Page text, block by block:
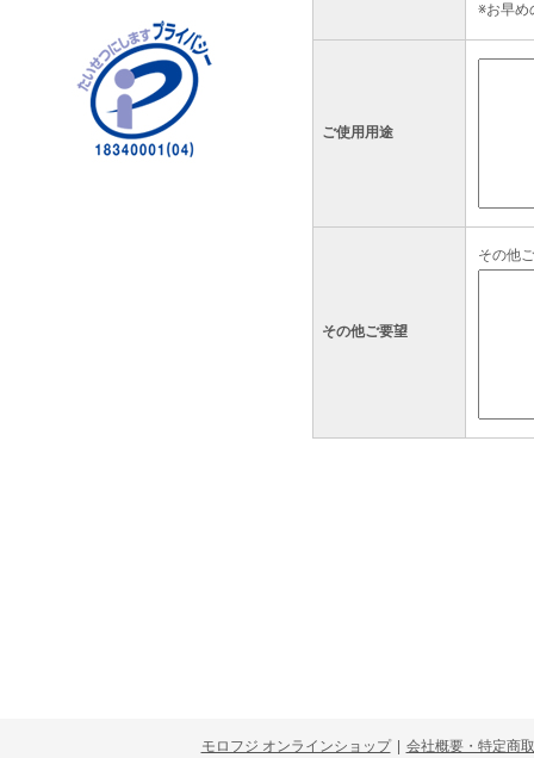
※お早め
ご使用用途
その他ご要望
その他
モロフジ オンラインショップ 会社概要・特定商